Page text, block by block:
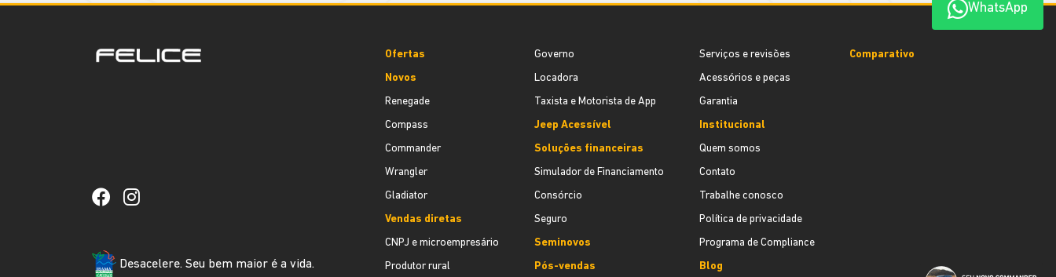
WhatsApp
Desacelere. Seu bem maior é a vida.
Ofertas
Novos
Renegade
Compass
Commander
Wrangler
Gladiator
Vendas diretas
CNPJ e microempresário
Produtor rural
Governo
Locadora
Taxista e Motorista de App
Jeep Acessível
Soluções financeiras
Simulador de Financiamento
Consórcio
Seguro
Seminovos
Pós-vendas
Serviços e revisões
Acessórios e peças
Garantia
Institucional
Quem somos
Contato
Trabalhe conosco
Política de privacidade
Programa de Compliance
Blog
Comparativo